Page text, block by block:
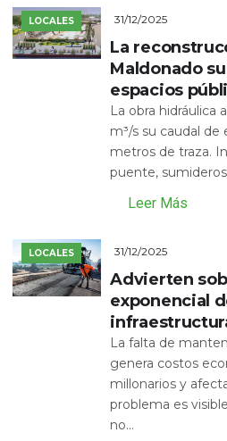
LOCALES 31/12/2025
La
Maldonado
espacios
La obra hidráulica
m³/s su caudal
metros de traza.
puente, sumideros
Leer Más
LOCALES 31/12/2025
Advierten
exponencial
La falta de
genera costos
millonarios y
problema es
no...